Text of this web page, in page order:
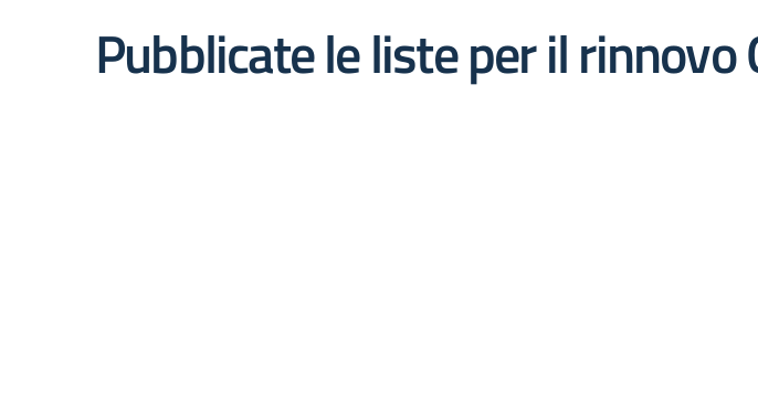
Pubblicate le liste per il rinnovo